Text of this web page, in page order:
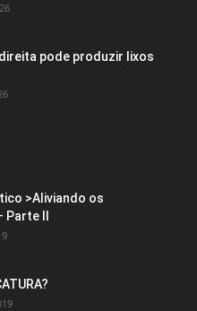
pode produzir lixos
>Aliviando os
II